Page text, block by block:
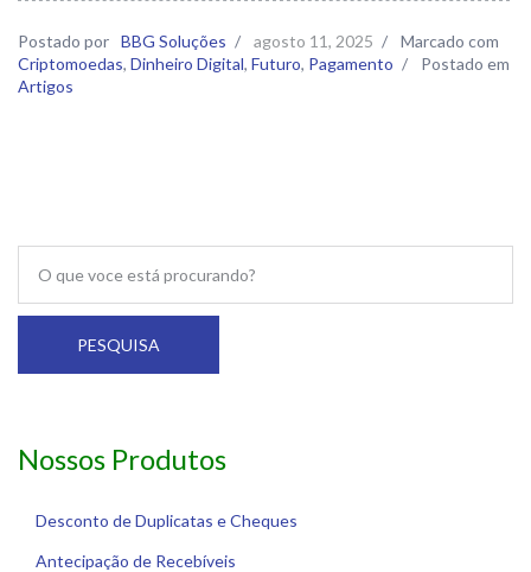
Postado por BBG Soluções / agosto 11, 2025 /
Marcado com
Criptomoedas, Dinheiro Digital, Futuro, Pagamento /
Postado em
Artigos
PESQUISA
Nossos Produtos
Desconto de Duplicatas e Cheques
Antecipação de Recebíveis